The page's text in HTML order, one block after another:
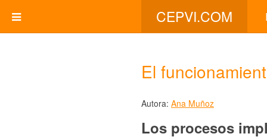
CEPVI.COM
El
Autora: Ana Muñoz
Los procesos